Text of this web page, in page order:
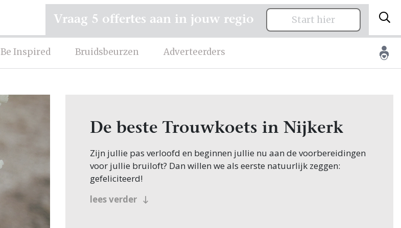
Be Inspired Bruidsbeurzen Adverteerders
Vraag 5 offertes aan in jouw regio Start hier
De beste Trouwkoets in Nijkerk
Zijn jullie pas verloofd en beginnen jullie nu aan de voorbereidingen
voor jullie bruiloft? Dan willen we als eerste natuurlijk zeggen:
gefeliciteerd!
Veel bruidsparen beginnen hun zoektocht naar Trouwkoets, en jullie
lees verder